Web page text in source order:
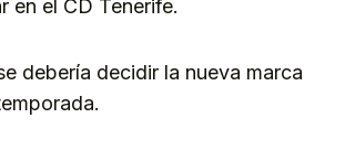
en el CD Tenerife.
debería decidir la nueva marca